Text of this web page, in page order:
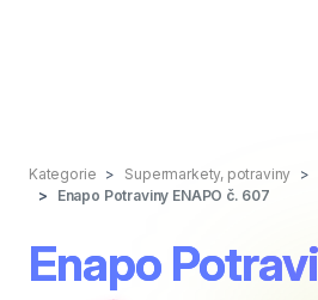
Kategorie Supermarkety, potraviny
Enapo Potraviny ENAPO č. 607
Enapo